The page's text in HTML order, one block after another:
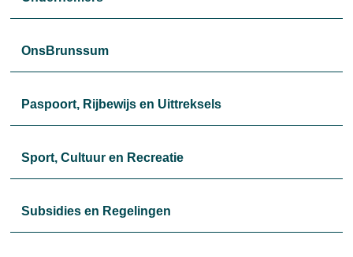
OnsBrunssum
Paspoort, Rijbewijs en Uittreksels
Sport, Cultuur en Recreatie
Subsidies en Regelingen